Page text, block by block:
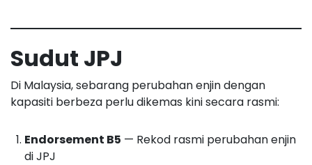
Sudut JPJ
Di Malaysia, sebarang perubahan enjin dengan
kapasiti berbeza perlu dikemas kini secara rasmi:
Endorsement B5 — Rekod rasmi perubahan enjin
di JPJ